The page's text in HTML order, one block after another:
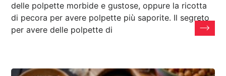
delle polpette morbide e gustose, oppure la ricotta
di pecora per avere polpette più saporite. Il segreto
per avere delle polpette di